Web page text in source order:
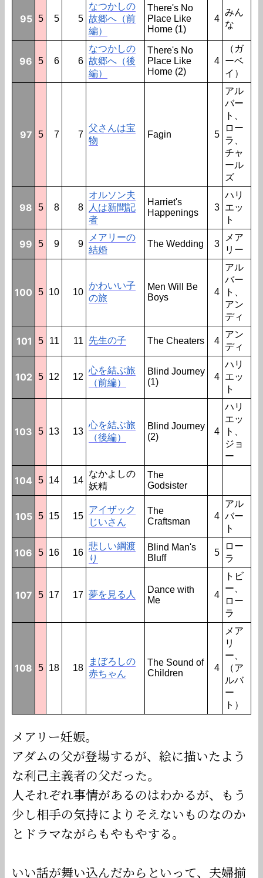
95 5 5 5
なつかしの
故郷へ（前
編）
There's No
Place Like
Home (1)
4
みん
な
96 5 6 6
なつかしの
故郷へ（後
編）
There's No
Place Like
Home (2)
4
（ガ
ーベ
イ）
97 5 7 7
父さんは宝
物
Fagin 5
アル
バー
ト、
ロー
ラ、
チャ
ール
ズ
98 5 8 8
オルソン夫
人は新聞記
者
Harriet's
Happenings
3
ハリ
エッ
ト
99 5 9 9
メアリーの
結婚
The Wedding 3
メア
リー
100 5 10 10
かわいい子
の旅
Men Will Be
Boys
4
アル
バー
ト、
アン
ディ
101 5 11 11 先生の子 The Cheaters 4
アン
ディ
102 5 12 12
心を結ぶ旅
（前編）
Blind Journey
(1)
4
ハリ
エッ
ト
103 5 13 13
心を結ぶ旅
（後編）
Blind Journey
(2)
4
ハリ
エッ
ト、
ジョ
ー
104 5 14 14
なかよしの
妖精
The
Godsister
105 5 15 15
アイザック
じいさん
The
Craftsman
4
アル
バー
ト
106 5 16 16
悲しい綱渡
り
Blind Man's
Bluff
5
ロー
ラ
107 5 17 17 夢を見る人
Dance with
Me
4
トビ
ー、
ロー
ラ
108 5 18 18
まぼろしの
赤ちゃん
The Sound of
Children
4
メア
リ
ー、
（ア
ルバ
ー
ト）
メアリー妊娠。
アダムの父が登場するが、絵に描いたよう
な利己主義者の父だった。
人それぞれ事情があるのはわかるが、もう
少し相手の気持によりそえないものなのか
とドラマながらもやもやする。
いい話が舞い込んだからといって、夫婦揃